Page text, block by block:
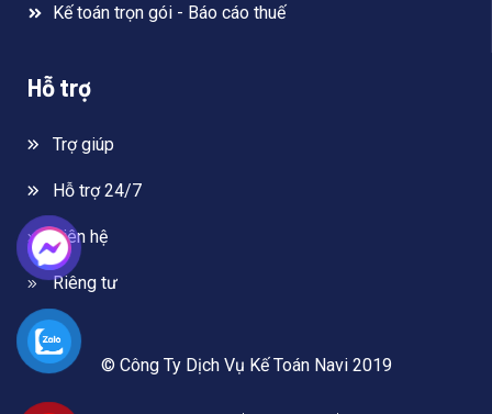
Kế toán trọn gói - Báo cáo thuế
Hỗ trợ
Trợ giúp
Hỗ trợ 24/7
Liên hệ
Riêng tư
© Công Ty Dịch Vụ Kế Toán Navi 2019